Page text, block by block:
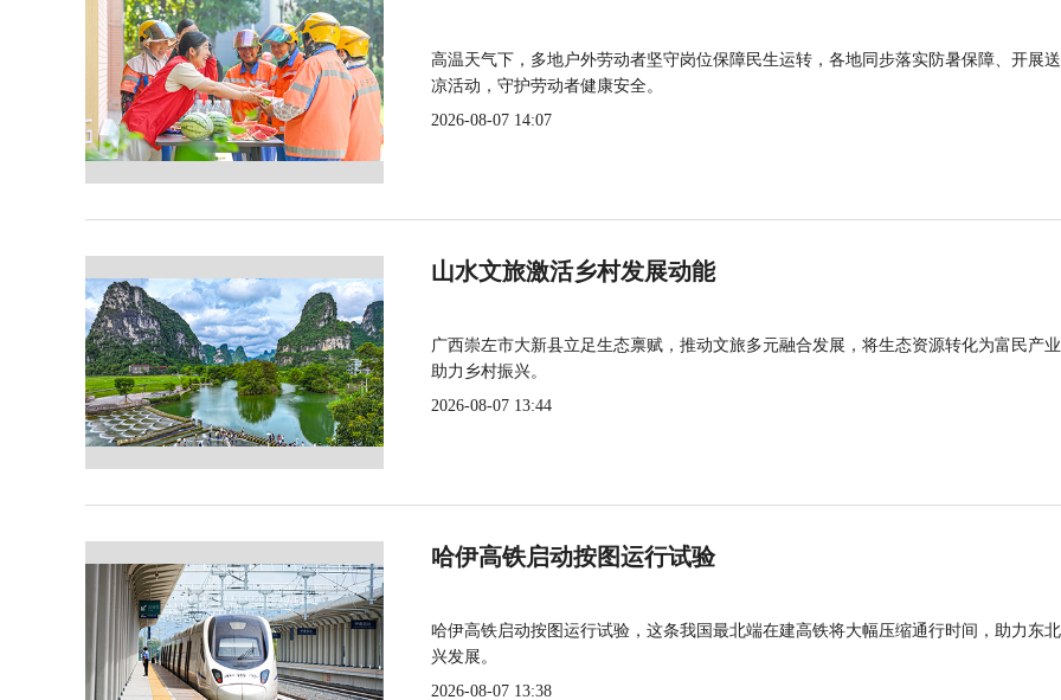
高温天气下，多地户外劳动者坚守岗位保障民生运转，各地同步落实防暑保障、开展
凉活动，守护劳动者健康安全。
2026-08-07 14:07
山水文旅激活乡村发展动能
广西崇左市大新县立足生态禀赋，推动文旅多元融合发展，将生态资源转化为富民产
助力乡村振兴。
2026-08-07 13:44
哈伊高铁启动按图运行试验
哈伊高铁启动按图运行试验，这条我国最北端在建高铁将大幅压缩通行时间，助力东
兴发展。
2026-08-07 13:38